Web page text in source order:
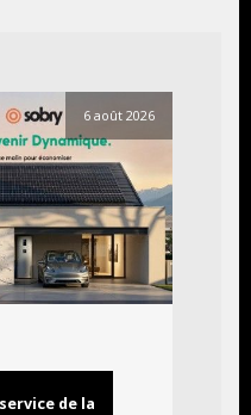
6 août 2026
de la